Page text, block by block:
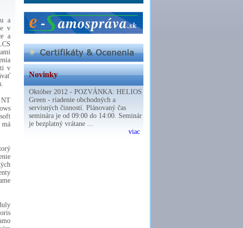
a
v
a
v
NT
má
Novinky
Október 2012 - POZVÁNKA: HELIOS
Green - riadenie obchodných a
servisných činností. Plánovaný čas
seminára je od 09:00 do 14:00. Seminár
je bezplatný vrátane ...
viac